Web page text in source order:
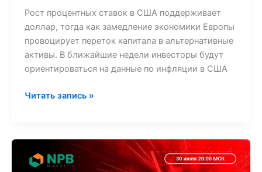
Рост процентных ставок в США поддерживает
доллар, тогда как замедление экономики Европы
провоцирует переток капитала в альтернативные
активы. В ближайшие недели инвесторы будут
ориентироваться на данные по инфляции в США
Читать запись »
для